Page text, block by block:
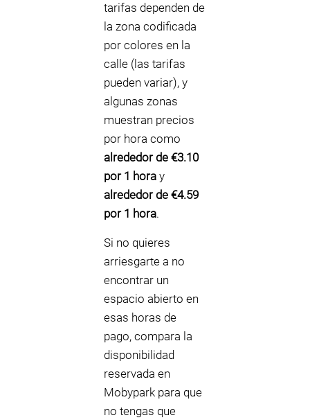
tarifas dependen de
la zona codificada
por colores en la
calle (las tarifas
pueden variar), y
algunas zonas
muestran precios
por hora como
alrededor de €3.10
por 1 hora y
alrededor de €4.59
por 1 hora.
Si no quieres
arriesgarte a no
encontrar un
espacio abierto en
esas horas de
pago, compara la
disponibilidad
reservada en
Mobypark para que
no tengas que